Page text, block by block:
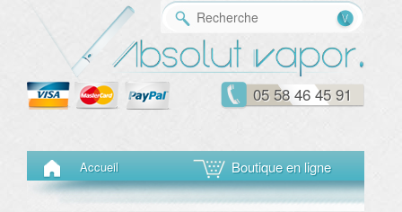
05 58 46 45 91
Menu principal
Aller au contenu principal
Aller au contenu secondaire
Accueil Boutique en ligne